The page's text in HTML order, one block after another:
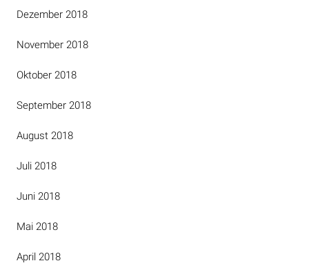
Dezember 2018
November 2018
Oktober 2018
September 2018
August 2018
Juli 2018
Juni 2018
Mai 2018
April 2018